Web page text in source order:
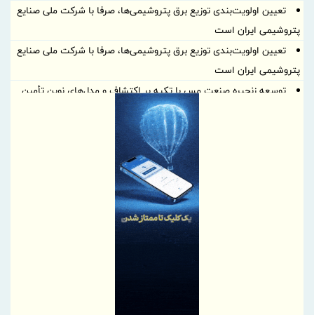
تعیین اولویت‌بندی توزیع برق پتروشیمی‌ها، صرفا با شرکت ملی صنایع
پتروشیمی ایران است
تعیین اولویت‌بندی توزیع برق پتروشیمی‌ها، صرفا با شرکت ملی صنایع
پتروشیمی ایران است
توسعه زنجیره صنعت مس با تکیه بر اکتشاف و مدل‌های نوین تأمین
ایران، شریک راهبردی اتحادیه اقتصادی اوراسیا در مسیر توسعه تجارت
پرداخت مطالبات بازنشستگان در اولویت تأمین اجتماعی؛ پیگیری برای
نشست هم افزایی ستاد اربعین بیمه ایران و سازمان حج و زیارت برگزار